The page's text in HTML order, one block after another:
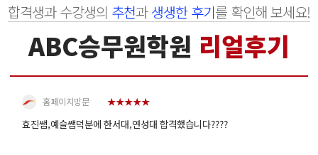
합격생과 수강생의 추천과생생한 후기를 확인해 보세요!
ABC승무원학원 리얼후기
알게되었습니다. 소수정예로 수업이 이루어진다는 점이 적응하기도
편하고 더 잘 관리받을 수 있을 것 같아서 좋았고 그 점이 abc 학원을
선택하게 된 가장 큰 특징인 것 같아요. 첫 상담을 받으러 갔을 때 많이
떨렸었는데 규리쌤이 정말 친절하고 자세하게 상담해주셔서 긴장도
풀렸고 제가 질…
홈페이지방문 ★★★★★
효진쌤,예슬쌤덕분에 한서대,연성대 합격했습니다????